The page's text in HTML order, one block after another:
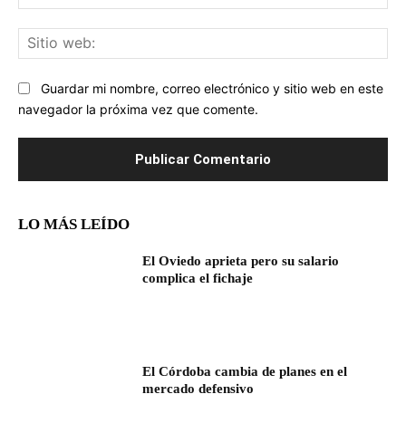
Guardar mi nombre, correo electrónico y sitio web en este
navegador la próxima vez que comente.
LO MÁS LEÍDO
El Oviedo aprieta pero su salario
complica el fichaje
El Córdoba cambia de planes en el
mercado defensivo